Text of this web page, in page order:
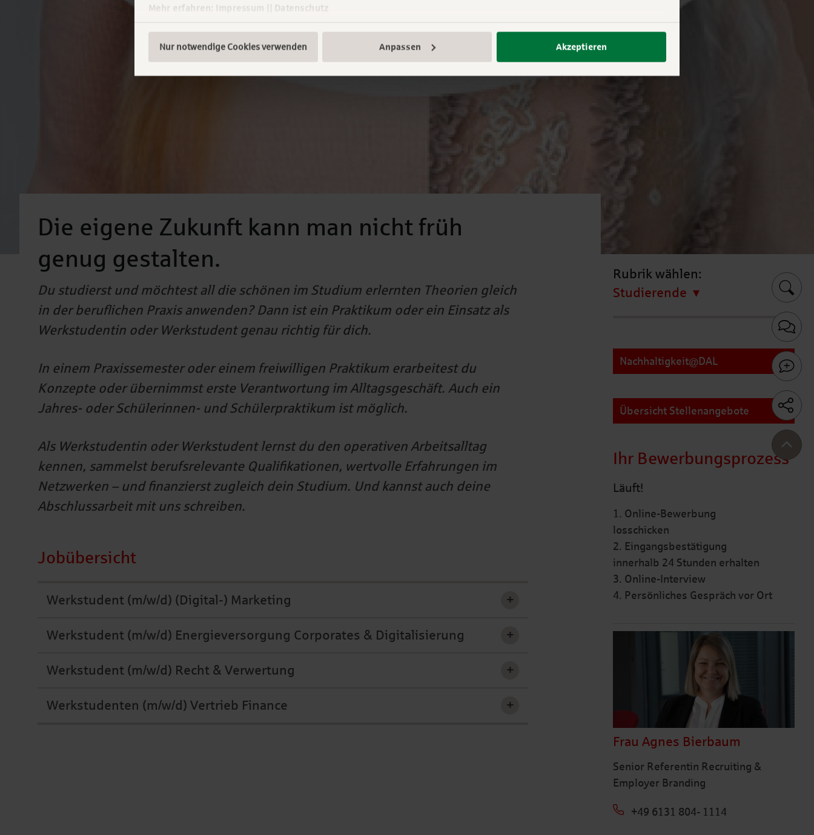
Mehr erfahren:
Impressum Datenschutz
Nur notwendige Cookies verwenden Anpassen Akzeptieren
Die eigene Zukunft kann man nicht früh
genug gestalten.
Du studierst und möchtest all die schönen im Studium erlernten Theorien gleich
in der beruflichen Praxis anwenden? Dann ist ein Praktikum oder ein Einsatz als
Werkstudentin oder Werkstudent genau richtig für dich.
In einem Praxissemester oder einem freiwilligen Praktikum erarbeitest du
Konzepte oder übernimmst erste Verantwortung im Alltagsgeschäft. Auch ein
Jahres- oder Schülerinnen- und Schülerpraktikum ist möglich.
Als Werkstudentin oder Werkstudent lernst du den operativen Arbeitsalltag
kennen, sammelst berufsrelevante Qualifikationen, wertvolle Erfahrungen im
Netzwerken – und finanzierst zugleich dein Studium. Und kannst auch deine
Abschlussarbeit mit uns schreiben.
Jobübersicht
Werkstudent (m/w/d) (Digital-) Marketing +
Werkstudent (m/w/d) Energieversorgung Corporates & Digitalisierung +
Werkstudent (m/w/d) Recht & Verwertung +
Werkstudenten (m/w/d) Vertrieb Finance +
Rubrik wählen:
Studierende
Nachhaltigkeit@DAL
Übersicht Stellenangebote
Ihr Bewerbungsprozess
Läuft!
1. Online-Bewerbung
losschicken
2. Eingangsbestätigung
innerhalb 24 Stunden erhalten
3. Online-Interview
4. Persönliches Gespräch vor Ort
Frau Agnes Bierbaum
Senior Referentin Recruiting &
Employer Branding
+49 6131 804- 1114